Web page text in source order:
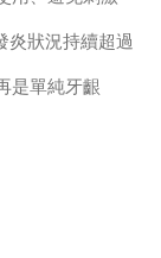
炎狀況持續超過
是單純牙齦